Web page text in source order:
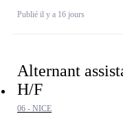
Publié il y a 16 jours
Alternant
H/F
06 - NICE